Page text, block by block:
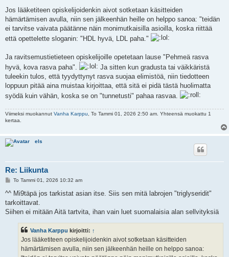
Jos lääketiteen opiskelijoidenkin aivot sotketaan käsitteiden
hämärtämisen avulla, niin sen jälkeenhän heille on helppo sanoa: "teidän
ei tarvitse vaivata päätänne näin monimutkaisilla asioilla, koska riittää
että opettelette sloganin: "HDL hyvä, LDL paha."
Ja ravitsemustietieteen opiskelijoille opetetaan lause "Pehmeä rasva
hyvä, kova rasva paha".
Ja sitten kun gradusta tai väikkäristä
tuleekin tulos, että tyydyttynyt rasva suojaa elimistöä, niin tiedotteen
loppuun pitää aina muistaa kirjoittaa, että sitä ei pidä tästä huolimatta
syödä kuin vähän, koska se on "tunnetusti" pahaa rasvaa.
Viimeksi muokannut Vanha Karppu , To Tammi 01, 2026 2:50 am. Yhteensä muokattu 1
kertaa.
els
Re: Liikunta
V
e
t
i
To Tammi 01, 2026 10:32 am
^^ Mi9täpä jos tarkistat asian itse. Siis sen mitä labrojen "triglyseridit"
tarkoittavat.
Siihen ei mitään Aitä tartvita, ihan vain luet suomalaisia alan sellvityksiä
Vanha Karppu kirjoitti: ↑
Jos lääketiteen opiskelijoidenkin aivot sotketaan käsitteiden
hämärtämisen avulla, niin sen jälkeenhän heille on helppo sanoa: